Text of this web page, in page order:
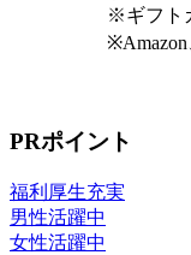
※ギフト
※Amazon
PRポイント
福利厚生充実
男性活躍中
女性活躍中